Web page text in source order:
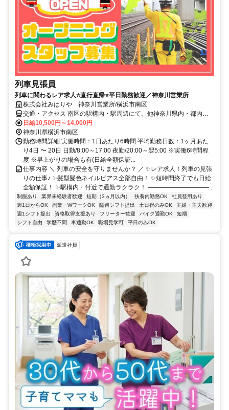
列車見張員
列車に関わるレア求人⭐直行直帰⭐平日勤務歓迎／神奈川営業所
株式会社みはりや 神奈川営業所/横浜市南区
交通・アクセス 南区の駅構内・駅周辺にて。他神奈川県内・都内に
現場あり。 ☆直行直帰
日給10,500円～14,000円
神奈川県横浜市南区
勤務時間詳細 実働時間：1日あたり6時間 平均勤務日数：1ヶ月あた
り4日 〜 20日 日勤/8:00～17:00 夜勤/20:00～翌5:00 ※実働6時間程
度 ※早上がりの場合も有(日給全額保証...
仕事内容 ＼ 列車の安全を守りませんか？ ／ ✨レア求人！列車の見張
りの仕事♪ ✨髪型髪色ネイルピアス全部自由！ ✨短時間終了でも日給
全額保証！ ✨駅構内・付近で通勤ラクラク！ ――――――――――...
制服あり 業界未経験者歓迎 短期（3ヵ月以内） 扶養内勤務OK
社員登用あり
週1日からOK
副業・WワークOK 隔週シフト提出 土日祝のみOK
主婦・主夫歓迎
週1シフト提出
資格取得支援あり フリーター歓迎 バイク通勤OK
短期
シフト自由
学歴不問 車通勤OK 職場見学可 平日のみOK
派遣社員